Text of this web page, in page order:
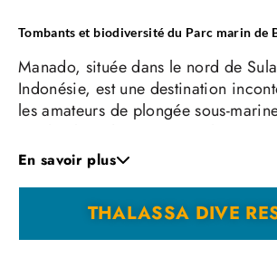
Tombants et biodiversité du Parc marin de
Manado, située dans le nord de
Indonésie, est une destination
les amateurs de plongée sous-
cristallins et de montagnes
paysages terrestres et sous marins à
En savoir plus
THALASSA DIVE